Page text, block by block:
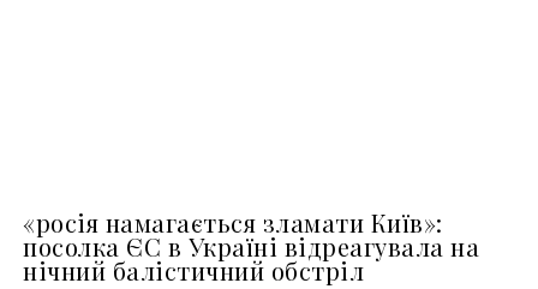
«росія намагається зламати Київ»:
посолка ЄС в Україні відреагувала на
нічний балістичний обстріл